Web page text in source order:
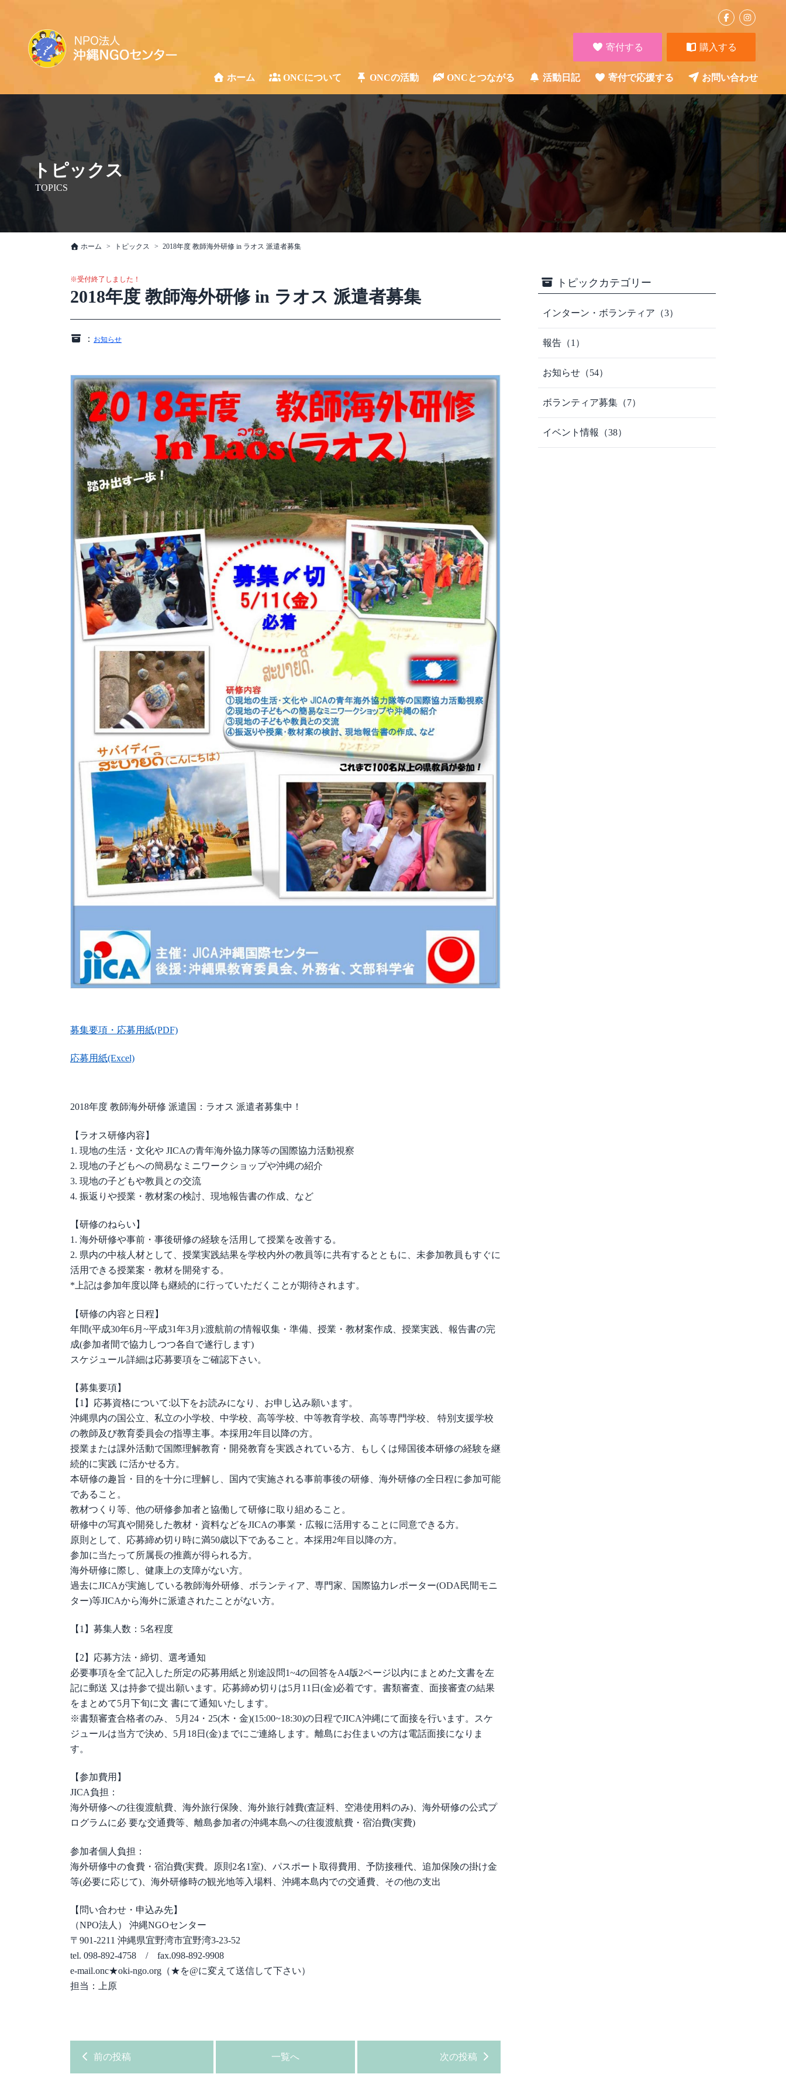
寄付する 購入する
ホーム ONCについて ONCの活動 ONCとつながる 活動日記 寄付で応援する お問い合わせ
トピックス
TOPICS
ホーム トピックス 2018年度 教師海外研修 in ラオス 派遣者募集
※受付終了しました！
2018年度 教師海外研修 in ラオス 派遣者募集
： お知らせ
募集要項・応募用紙(PDF)
応募用紙(Excel)
2018年度 教師海外研修 派遣国：ラオス 派遣者募集中！
【ラオス研修内容】
1. 現地の生活・文化や JICAの青年海外協力隊等の国際協力活動視察
2. 現地の子どもへの簡易なミニワークショップや沖縄の紹介
3. 現地の子どもや教員との交流
4. 振返りや授業・教材案の検討、現地報告書の作成、など
【研修のねらい】
1. 海外研修や事前・事後研修の経験を活用して授業を改善する。
2. 県内の中核人材として、授業実践結果を学校内外の教員等に共有するとともに、未参加教員もすぐに
活用できる授業案・教材を開発する。
*上記は参加年度以降も継続的に行っていただくことが期待されます。
【研修の内容と日程】
年間(平成30年6月~平成31年3月):渡航前の情報収集・準備、授業・教材案作成、授業実践、報告書の完
成(参加者間で協力しつつ各自で遂行します)
スケジュール詳細は応募要項をご確認下さい。
【募集要項】
【1】応募資格について:以下をお読みになり、お申し込み願います。
沖縄県内の国公立、私立の小学校、中学校、高等学校、中等教育学校、高等専門学校、 特別支援学校
の教師及び教育委員会の指導主事。本採用2年目以降の方。
授業または課外活動で国際理解教育・開発教育を実践されている方、もしくは帰国後本研修の経験を継
続的に実践 に活かせる方。
本研修の趣旨・目的を十分に理解し、国内で実施される事前事後の研修、海外研修の全日程に参加可能
であること。
教材つくり等、他の研修参加者と協働して研修に取り組めること。
研修中の写真や開発した教材・資料などをJICAの事業・広報に活用することに同意できる方。
原則として、応募締め切り時に満50歳以下であること。本採用2年目以降の方。
参加に当たって所属長の推薦が得られる方。
海外研修に際し、健康上の支障がない方。
過去にJICAが実施している教師海外研修、ボランティア、専門家、国際協力レポーター(ODA民間モニ
ター)等JICAから海外に派遣されたことがない方。
【1】募集人数：5名程度
【2】応募方法・締切、選考通知
必要事項を全て記入した所定の応募用紙と別途設問1~4の回答をA4版2ページ以内にまとめた文書を左
記に郵送 又は持参で提出願います。応募締め切りは5月11日(金)必着です。書類審査、面接審査の結果
をまとめて5月下旬に文 書にて通知いたします。
※書類審査合格者のみ、 5月24・25(木・金)(15:00~18:30)の日程でJICA沖縄にて面接を行います。スケ
ジュールは当方で決め、5月18日(金)までにご連絡します。離島にお住まいの方は電話面接になりま
す。
【参加費用】
JICA負担：
海外研修への往復渡航費、海外旅行保険、海外旅行雑費(査証料、空港使用料のみ)、海外研修の公式プ
ログラムに必 要な交通費等、離島参加者の沖縄本島への往復渡航費・宿泊費(実費)
参加者個人負担：
海外研修中の食費・宿泊費(実費。原則2名1室)、パスポート取得費用、予防接種代、追加保険の掛け金
等(必要に応じて)、海外研修時の観光地等入場料、沖縄本島内での交通費、その他の支出
【問い合わせ・申込み先】
（NPO法人） 沖縄NGOセンター
〒901-2211 沖縄県宜野湾市宜野湾3-23-52
tel. 098-892-4758 / fax.098-892-9908
e-mail.onc★oki-ngo.org（★を@に変えて送信して下さい）
担当：上原
前の投稿 一覧へ 次の投稿
トピックカテゴリー
インターン・ボランティア（3）
報告（1）
お知らせ（54）
ボランティア募集（7）
イベント情報（38）